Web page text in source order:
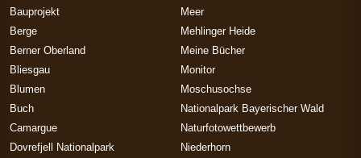
Bauprojekt
Berge
Berner Oberland
Bliesgau
Blumen
Buch
Camargue
Dovrefjell Nationalpark
Meer
Mehlinger Heide
Meine Bücher
Monitor
Moschusochse
Nationalpark Bayerischer Wald
Naturfotowettbewerb
Niederhorn